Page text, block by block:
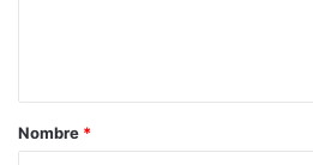
a
r
Nombre *